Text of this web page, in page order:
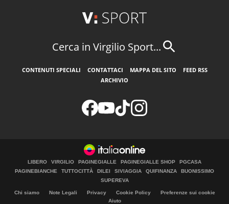
Cerca in Virgilio Sport...
CONTENUTI SPECIALI CONTATTACI MAPPA DEL SITO
FEED RSS
ARCHIVIO
LIBERO VIRGILIO PAGINEGIALLE PAGINEGIALLE SHOP
PGCASA
PAGINEBIANCHE
TUTTOCITTÀ DILEI SIVIAGGIA QUIFINANZA
BUONISSIMO
SUPEREVA
Chi siamo Note Legali Privacy Cookie Policy
Preferenze sui cookie
Aiuto